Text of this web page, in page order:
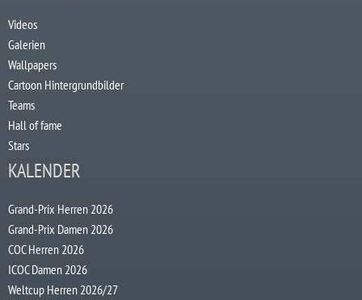
Videos
Galerien
Wallpapers
Cartoon Hintergrundbilder
Teams
Hall of fame
Stars
KALENDER
Grand-Prix Herren 2026
Grand-Prix Damen 2026
COC Herren 2026
ICOC Damen 2026
Weltcup Herren 2026/27